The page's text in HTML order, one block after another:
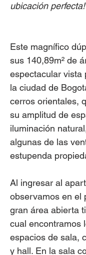
ubicación perfecta!
Este magnífico
sus 140,89m² de
espectacular vista
la ciudad de
cerros orientales,
su amplitud de
iluminación
algunas de las
estupenda
Al ingresar al
observamos en el
gran área abierta
cual encontramos
espacios de sala,
y hall. En la sala